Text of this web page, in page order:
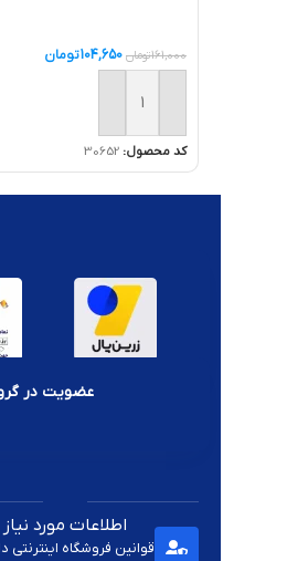
161,000تومان 104,650تومان
افزودن به سبد خرید
کد محصول: 30652
عضویت در
اطلاعات مورد نیاز
قوانین فروشگاه اینترنتی